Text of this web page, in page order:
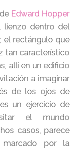
Edward Hopper
lienzo dentro del
el rectángulo que
tan característico
allí en un edificio
a imaginar
de los ojos de
un ejercicio de
el mundo
casos, parece
marcado por la